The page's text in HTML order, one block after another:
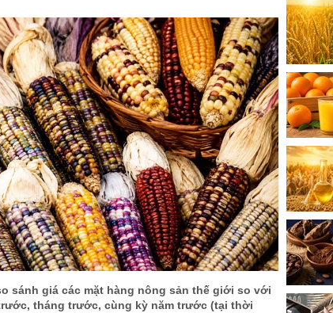
sánh giá các mặt hàng nông sản thế giới so với
tháng trước, cùng kỳ năm trước (tại thời